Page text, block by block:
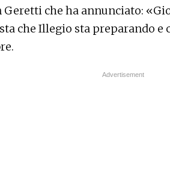
che ha annunciato:
che Illegio sta preparando